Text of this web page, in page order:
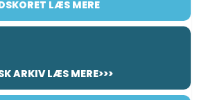
LÆS MERE
ARKIV LÆS MERE>>>